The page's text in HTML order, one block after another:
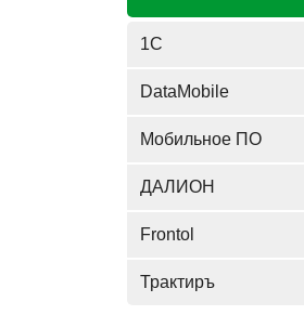
1C
DataMobile
Мобильное ПО
ДАЛИОН
Frontol
Трактиръ